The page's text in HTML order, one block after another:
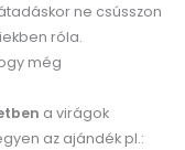
ne csússzon
róla.
még
a virágok
az ajándék pl.: